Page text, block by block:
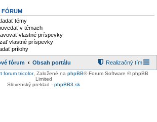
FÓRUM
témy
v témach
vlastné príspevky
vlastné príspevky
prílohy
fórum Obsah portálu Realizačný tím
forum tricolor, Založené na phpBB® Forum Software © phpBB
Limited
Slovenský preklad - phpBB3.sk